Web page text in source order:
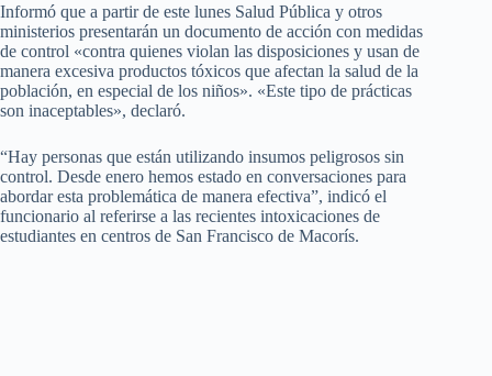
Informó que a partir de este lunes Salud Pública y otros
ministerios presentarán un documento de acción con medidas
de control «contra quienes violan las disposiciones y usan de
manera excesiva productos tóxicos que afectan la salud de la
población, en especial de los niños». «Este tipo de prácticas
son inaceptables», declaró.
“Hay personas que están utilizando insumos peligrosos sin
control. Desde enero hemos estado en conversaciones para
abordar esta problemática de manera efectiva”, indicó el
funcionario al referirse a las recientes intoxicaciones de
estudiantes en centros de San Francisco de Macorís.